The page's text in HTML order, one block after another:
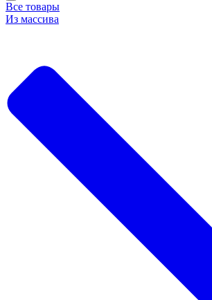
Все товары
Из массива